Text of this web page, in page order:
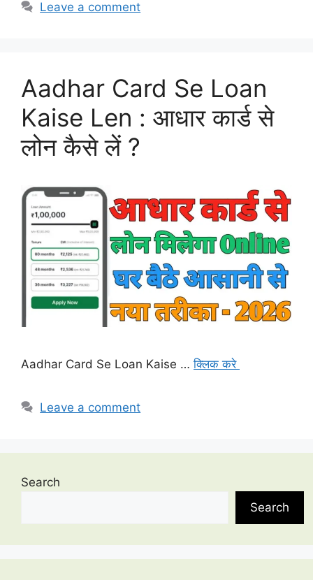
Leave a comment
Aadhar Card Se Loan
Kaise Len : आधार कार्ड से
लोन कैसे लें ?
Aadhar Card Se Loan Kaise …क्लिक करे
Leave a comment
Search
Search